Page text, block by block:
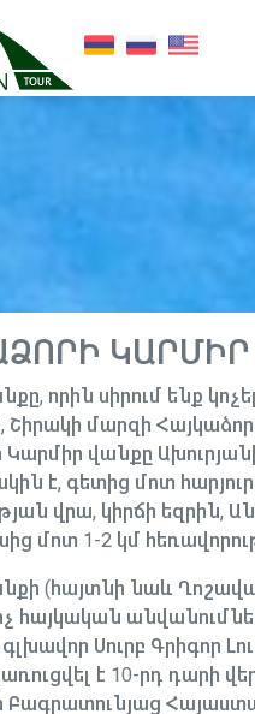
որին սիրում ենք
Շիրակի մարզի Հայկաձոր
Կարմիր վանքը
է, գետից մոտ
վրա, կիրճի եզրին,
մոտ 1-2 կմ
(հայտնի նաև
հայկական
Սուրբ Գրիգոր
է 10-րդ դարի
Բագրատունյաց